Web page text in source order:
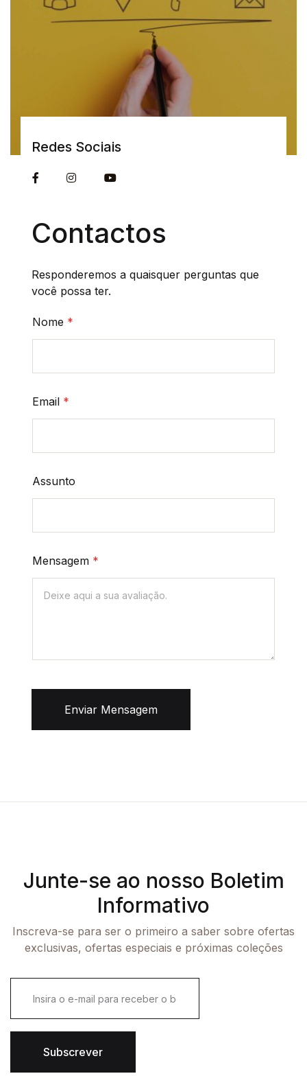
Redes Sociais
Contactos
Responderemos a quaisquer perguntas que
você possa ter.
Nome *
Email *
Assunto
Mensagem *
Enviar Mensagem
Junte-se ao nosso Boletim
Informativo
Inscreva-se para ser o primeiro a saber sobre ofertas
exclusivas, ofertas especiais e próximas coleções
i
l
Subscrever